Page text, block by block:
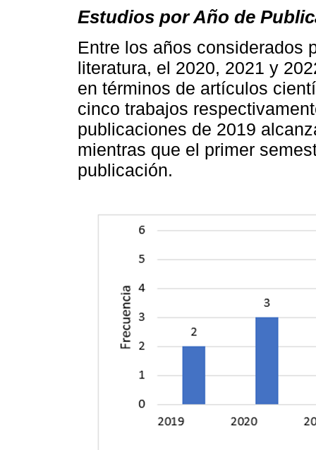
Estudios por Año de
Entre los años considerados
literatura, el 2020, 2021 y
en términos de artículos
cinco trabajos
publicaciones de 2019
mientras que el primer
publicación.